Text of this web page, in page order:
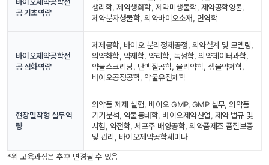
공 기초역량
생리학, 제약생화학, 제약미생물학, 제약공학양론,
제약분자생물학, 의약바이오소재, 면역학
바이오제약공학전
공 심화역량
제제공학, 바이오 분리정제공정, 의약설계 및 모델링,
의약화학, 약제학, 약리학, 독성학, 의약데이터과학,
약물스크리닝, 단백질공학, 물리약학, 생물약제학,
바이오공정공학, 약물유전체학
현장밀착형 실무역
량
의약품 제제 실험, 바이오 GMP, GMP 실무, 의약품
기기분석, 약물동태학, 바이오제약산업, 제약 법규 및
시험, 약전학, 세포주 배양공학, 의약품제조 품질보증
및 관리, 바이오제약공학세미나
*위 교육과정은 추후 변경될 수 있음